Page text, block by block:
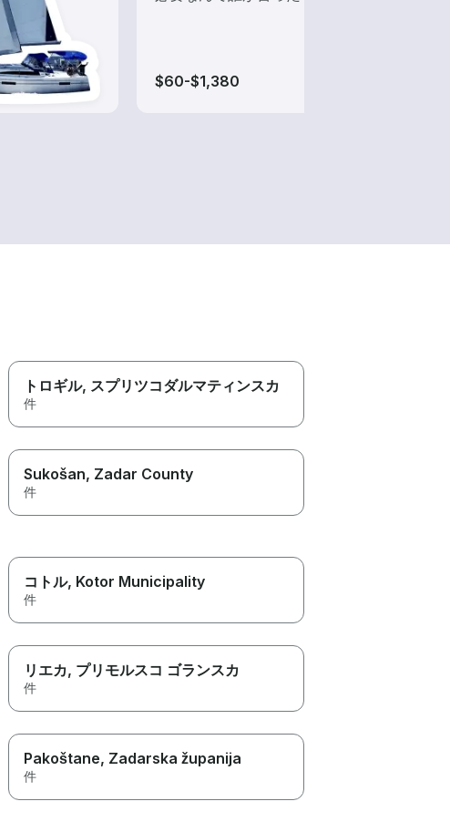
$60-$1,380
トロギル, スプリツコダルマティンスカ
件
Sukošan, Zadar County
件
コトル, Kotor Municipality
件
リエカ, プリモルスコ ゴランスカ
件
Pakoštane, Zadarska županija
件